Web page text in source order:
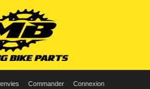
Commander Connexion